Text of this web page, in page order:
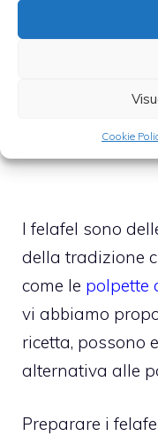
Cookie
I felafel sono
della tradizione
come le polpette
vi abbiamo
ricetta, possono
alternativa alle
Preparare i